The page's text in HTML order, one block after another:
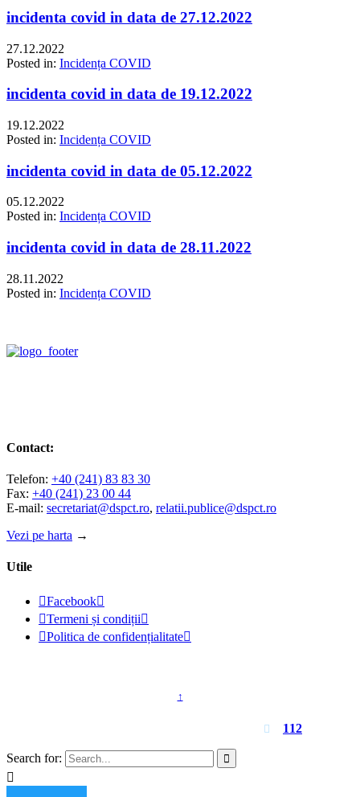
incidenta covid in data de 27.12.2022
27.12.2022
Posted in: Incidența COVID
incidenta covid in data de 19.12.2022
19.12.2022
Posted in: Incidența COVID
incidenta covid in data de 05.12.2022
05.12.2022
Posted in: Incidența COVID
incidenta covid in data de 28.11.2022
28.11.2022
Posted in: Incidența COVID
Contact:
Telefon: +40 (241) 83 83 30
Fax: +40 (241) 23 00 44
E-mail: secretariat@dspct.ro, relatii.publice@dspct.ro
Vezi pe harta →
Utile
Facebook
Termeni și condiții
Politica de confidențialitate
↑
 112
Search for: 
